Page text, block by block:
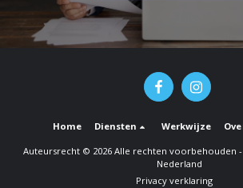
Home Diensten Werkwijze
Auteursrecht © 2026 Alle rechten voorbehouden -
Nederland
Privacy verklaring